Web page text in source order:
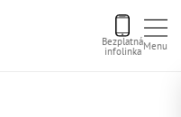
Bezplatná
infolinka Menu